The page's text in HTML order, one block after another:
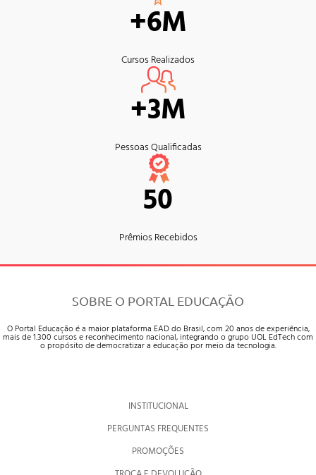
+6M
Cursos Realizados
+3M
Pessoas Qualificadas
50
Prêmios Recebidos
SOBRE O PORTAL EDUCAÇÃO
O Portal Educação é a maior plataforma EAD do Brasil, com 20 anos de experiência,
mais de 1.300 cursos e reconhecimento nacional, integrando o grupo UOL EdTech com
o propósito de democratizar a educação por meio da tecnologia.
INSTITUCIONAL
PERGUNTAS FREQUENTES
PROMOÇÕES